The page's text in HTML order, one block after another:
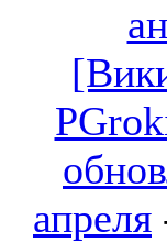
апреля